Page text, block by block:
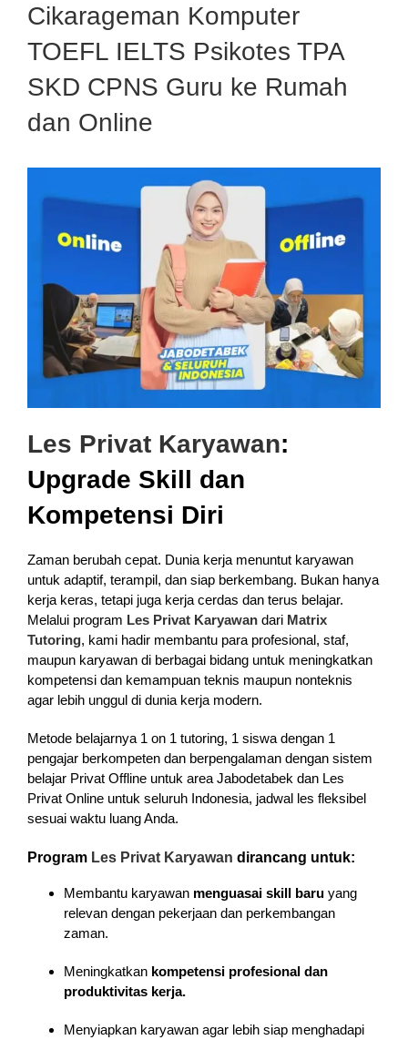
Cikarageman Komputer
TOEFL IELTS Psikotes TPA
SKD CPNS Guru ke Rumah
dan Online
Les Privat Karyawan:
Upgrade Skill dan
Kompetensi Diri
Zaman berubah cepat. Dunia kerja menuntut karyawan
untuk adaptif, terampil, dan siap berkembang. Bukan hanya
kerja keras, tetapi juga kerja cerdas dan terus belajar.
Melalui program Les Privat Karyawandari Matrix
Tutoring, kami hadir membantu para profesional, staf,
maupun karyawan di berbagai bidang untuk meningkatkan
kompetensi dan kemampuan teknis maupun nonteknis
agar lebih unggul di dunia kerja modern.
Metode belajarnya 1 on 1 tutoring, 1 siswa dengan 1
pengajar berkompeten dan berpengalaman dengan sistem
belajar Privat Offline untuk area Jabodetabek dan Les
Privat Online untuk seluruh Indonesia, jadwal les fleksibel
sesuai waktu luang Anda.
Program Les Privat Karyawan dirancang untuk:
Membantu karyawan menguasai skill baruyang
relevan dengan pekerjaan dan perkembangan
zaman.
Meningkatkan kompetensi profesional dan
produktivitas kerja.
Menyiapkan karyawan agar lebih siap menghadapi